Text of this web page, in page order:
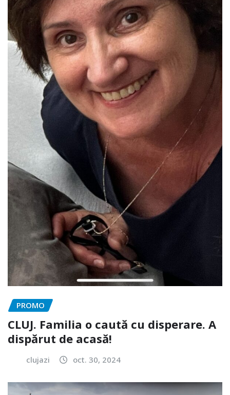
PROMO
CLUJ. Familia o caută cu disperare. A
dispărut de acasă!
clujazi oct. 30, 2024